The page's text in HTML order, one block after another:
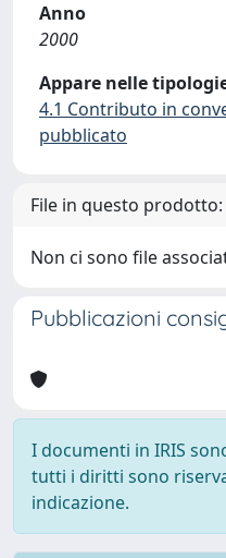
Anno
2000
Appare nelle
4.1 Contributo in
pubblicato
File in questo prodotto:
Non ci sono file
Pubblicazioni
I documenti in IRIS
tutti i diritti sono
indicazione.